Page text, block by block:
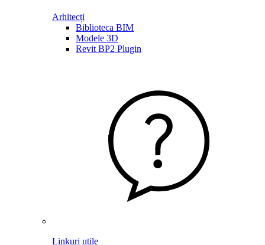
Arhitecți
Biblioteca BIM
Modele 3D
Revit BP2 Plugin
Linkuri utile